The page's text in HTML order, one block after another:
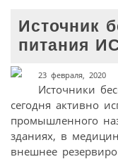
Источник
питания
23 февраля, 2020
Источники
сегодня активно
промышленного
зданиях, в
внешнее